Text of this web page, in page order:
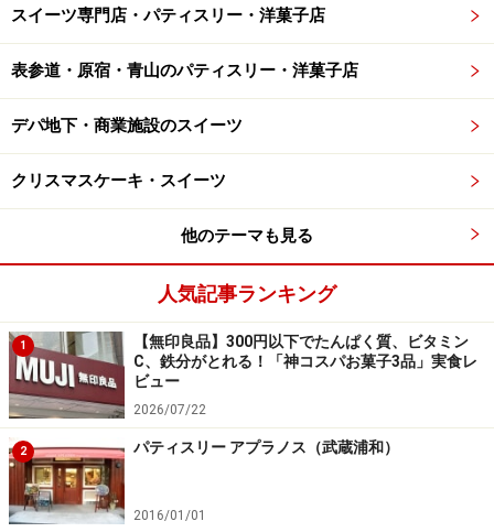
フランスに住んでいたオーナー永田氏は「ヨーロッパで
は古くから甘いものとお酒は好んで嗜まれてきました。
ディジェスティフ（食後酒）は豊富で薬草やフルーツの
リキュールは消化促進の効果もあり、コーヒーや紅茶と
同じくらいデザートに欠かせないものなんです」と語り
一度訪れると何度も訪れたくなるようなお店なのは、ス
イーツの美味しさだけではなく、このバーのようなカフ
ェのような独特の雰囲気がリピーターをうむのでしょ
う。夜になるとライトもほの暗く、落ち着いているので
デートにも使えるお店といえます。
まずは「BON Sweets&Smile」でイートインでいただく
見た目にも華やかなスイーツとお酒のマリアージュをご
紹介しましょう！
スイーツ専門店・パティスリー・洋菓子店
表参道・原宿・青山のパティスリー・洋菓子店
デパ地下・商業施設のスイーツ
クリスマスケーキ・スイーツ
他のテーマも見る
人気記事ランキング
1
【無印良品】300円以下でたんぱく質、ビタミン
C、鉄分がとれる！「神コスパお菓子3品」実食レ
ビュー
2026/07/22
2 パティスリー アプラノス（武蔵浦和）
2016/01/01